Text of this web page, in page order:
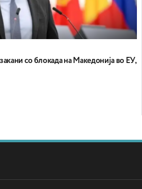
со блокада на Македонија во ЕУ,